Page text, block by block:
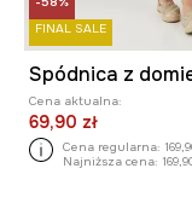
FINAL SALE
Cena aktualna:
69,90 zł
Cena regularna:
Najniższa cena: